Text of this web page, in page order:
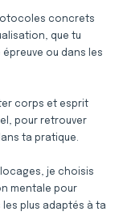
concrets
que tu
ou dans les
corps et esprit
pour retrouver
ta pratique.
je choisis
mentale pour
plus adaptés à ta